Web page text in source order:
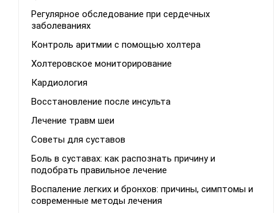
Регулярное обследование при сердечных
заболеваниях
Контроль аритмии с помощью холтера
Холтеровское мониторирование
Кардиология
Восстановление после инсульта
Лечение травм шеи
Советы для суставов
Боль в суставах: как распознать причину и
подобрать правильное лечение
Воспаление легких и бронхов: причины, симптомы и
современные методы лечения